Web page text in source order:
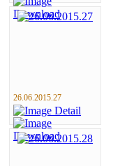
26.06.2015.27